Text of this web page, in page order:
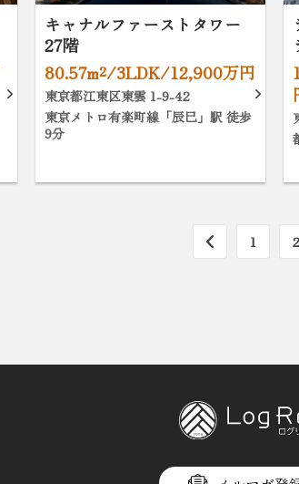
キャナルファーストタワー
27階
80.57m²/3LDK/12,900万円
東京都江東区東雲 1-9-42
東京メトロ有楽町線「辰巳」駅 徒歩
9分
1 2